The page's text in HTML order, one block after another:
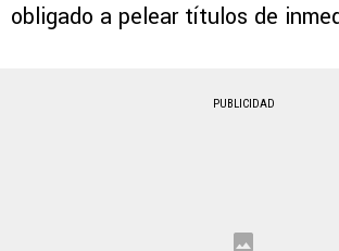
obligado a pelear títulos de
PUBLICIDAD